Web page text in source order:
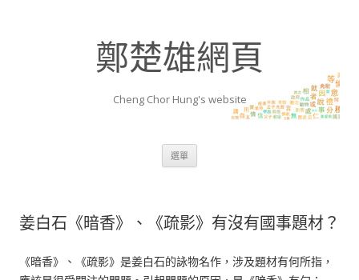
鄭楚雄網頁
Cheng Chor Hung's website
選單
姜白石《暗香》、《疏影》有沒有國事題材？
《暗香》、《疏影》是姜白石的詠物名作，涉及題材有何所指，